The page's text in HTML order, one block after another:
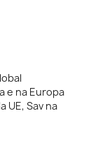
e na Europa
UE, Sav na